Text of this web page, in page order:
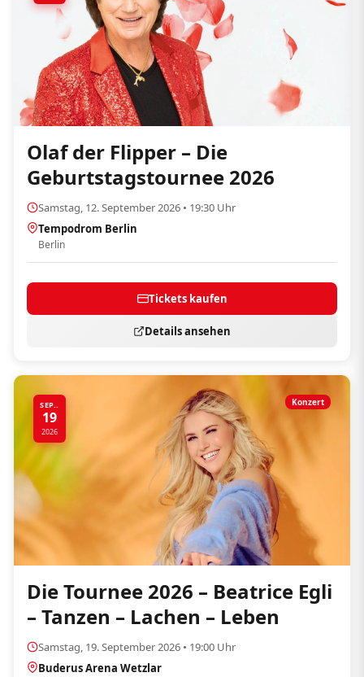
Olaf der Flipper – Die
Geburtstagstournee 2026
Samstag, 12. September 2026 • 19:30 Uhr
Tempodrom Berlin
Berlin
Tickets kaufen
Details ansehen
SEP..
19
2026
Konzert
Die Tournee 2026 – Beatrice Egli
– Tanzen – Lachen – Leben
Samstag, 19. September 2026 • 19:00 Uhr
Buderus Arena Wetzlar